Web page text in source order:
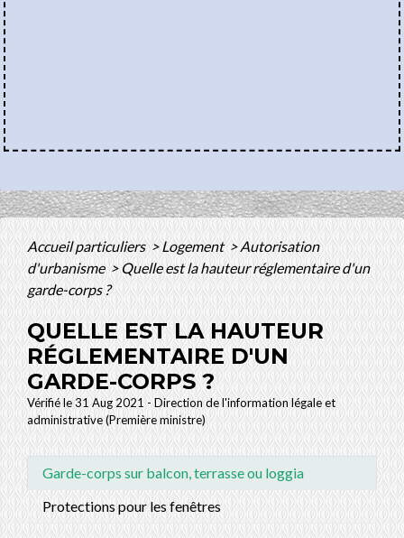
Accueil particuliers> Logement>Autorisation
d'urbanisme > Quelle est la hauteur réglementaire d'un
garde-corps ?
QUELLE EST LA HAUTEUR
RÉGLEMENTAIRE D'UN
GARDE-CORPS ?
Vérifié le 31 Aug 2021 - Direction de l'information légale et
administrative (Première ministre)
Garde-corps sur balcon, terrasse ou loggia
Protections pour les fenêtres